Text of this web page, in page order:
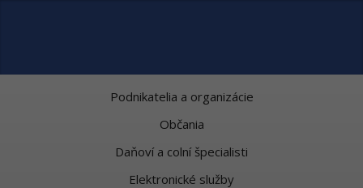
Podnikatelia a organizácie
Občania
Daňoví a colní špecialisti
Elektronické služby